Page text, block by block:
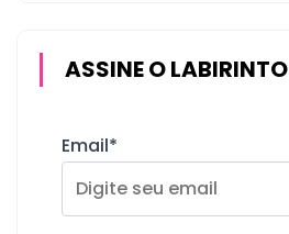
ASSINE O LABIRINTO
Email*